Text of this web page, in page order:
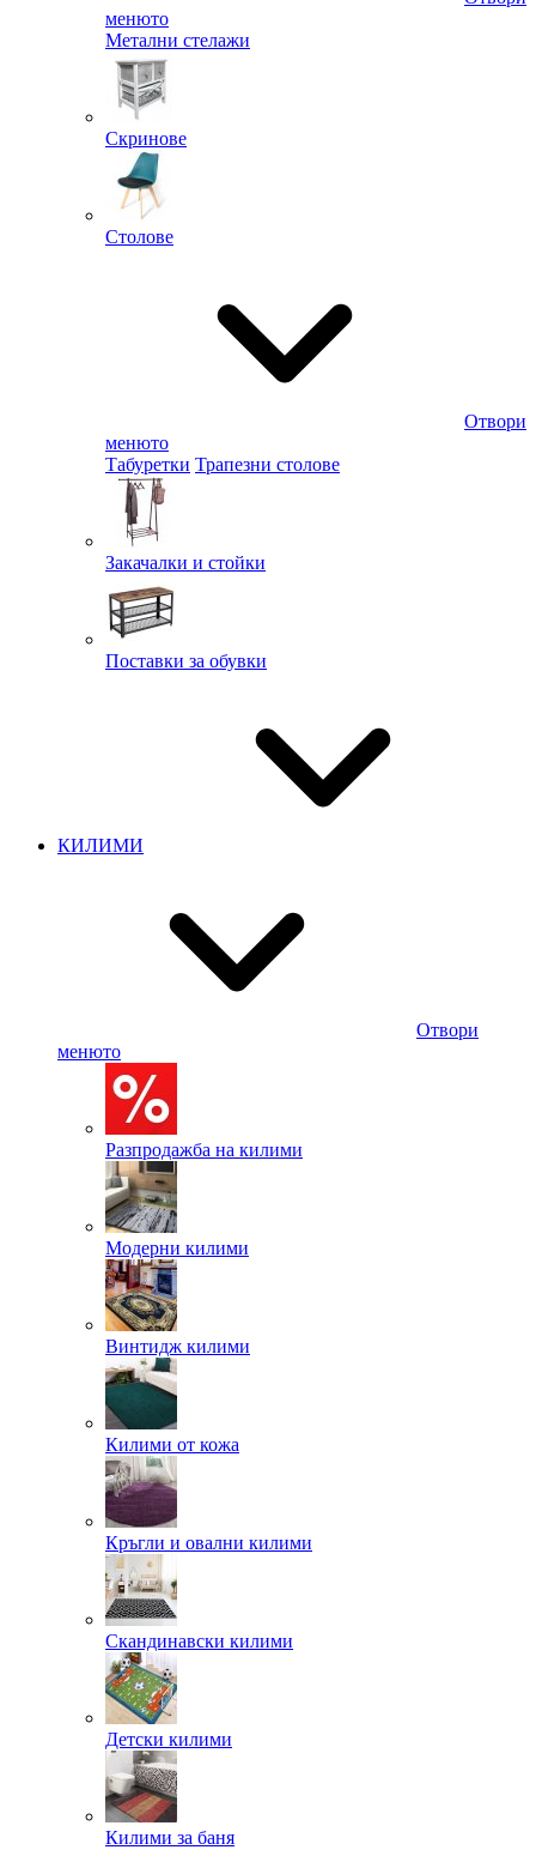
менюто
Метални стелажи
Скринове
Столове
Отвори
менюто
Табуретки Трапезни столове
Закачалки и стойки
Поставки за обувки
КИЛИМИ
Отвори
менюто
Разпродажба на килими
Модерни килими
Винтидж килими
Килими от кожа
Кръгли и овални килими
Скандинавски килими
Детски килими
Килими за баня